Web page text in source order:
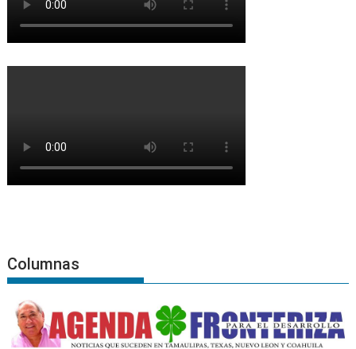
Columnas